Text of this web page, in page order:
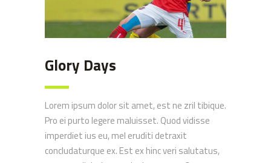
Glory Days
Lorem ipsum dolor sit amet, est ne zril tibique.
Pro ei purto legere maluisset. Quod vidisse
imperdiet ius eu, mel eruditi detraxit
concludaturque ex. Est ex hinc veri salutatus,